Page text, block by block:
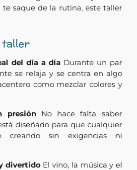
saque de la rutina, este taller
taller
del día a díaDurante un par
se relaja y se centra en algo
como mezclar colores y
presiónNo hace falta saber
diseñado para que cualquier
creando sin exigencias ni
divertidoEl vino, la música y el